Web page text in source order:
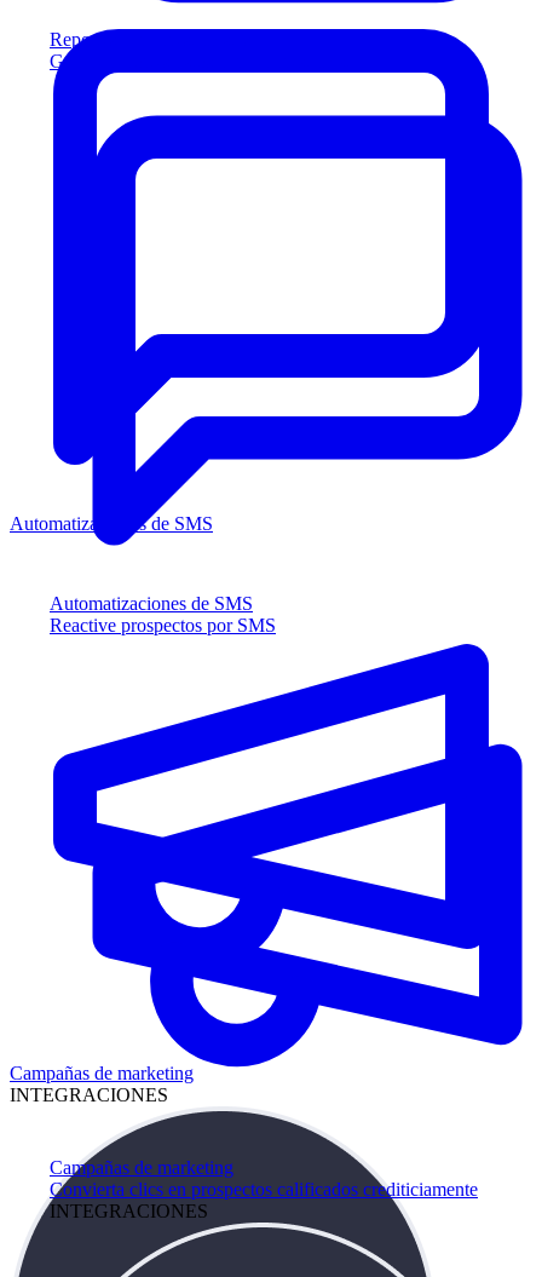
Reportes para prestamistas
Genere reportes listos para el prestamista
Automatizaciones de SMS
Reactive prospectos por SMS
Campañas de marketing
Convierta clics en prospectos calificados crediticiamente
INTEGRACIONES
Automatizaciones de SMS
Campañas de marketing
INTEGRACIONES